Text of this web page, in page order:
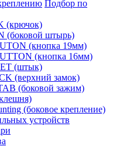
Подбор по
(крючок)
(боковой штырь)
(кнопка 19мм)
(кнопка 16мм)
(штык)
(верхний замок)
(боковой зажим)
(боковое крепление)
устройств